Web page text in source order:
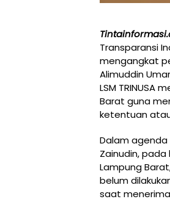
Transparansi
mengangkat
Alimuddin
LSM TRINUSA
Barat guna
ketentuan
Dalam agenda
Zainudin, pada
Lampung
belum
saat menerima